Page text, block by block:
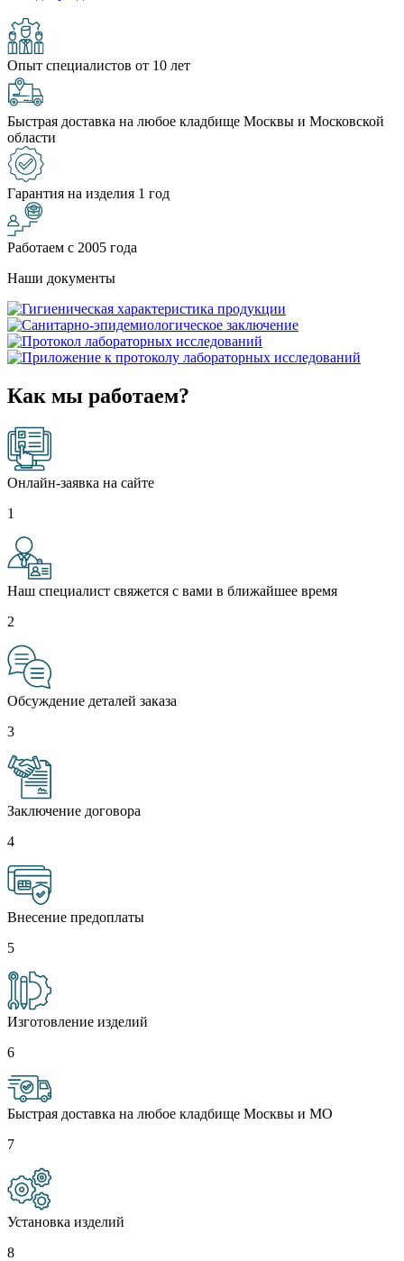
Опыт специалистов от 10 лет
Быстрая доставка на любое кладбище Москвы и Московской
области
Гарантия на изделия 1 год
Работаем с 2005 года
Наши документы
Как мы работаем?
Онлайн-заявка на сайте
1
Наш специалист свяжется с вами в ближайшее время
2
Обсуждение деталей заказа
3
Заключение договора
4
Внесение предоплаты
5
Изготовление изделий
6
Быстрая доставка на любое кладбище Москвы и МО
7
Установка изделий
8